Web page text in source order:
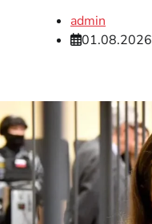
admin
01.08.2026